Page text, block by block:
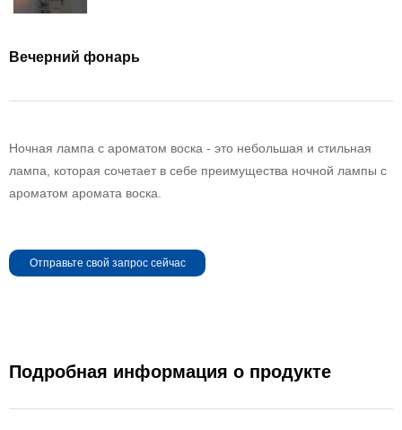
Вечерний фонарь
Ночная лампа с ароматом воска - это небольшая и стильная
лампа, которая сочетает в себе преимущества ночной лампы с
ароматом аромата воска.
Отправьте свой запрос сейчас
Подробная информация о продукте